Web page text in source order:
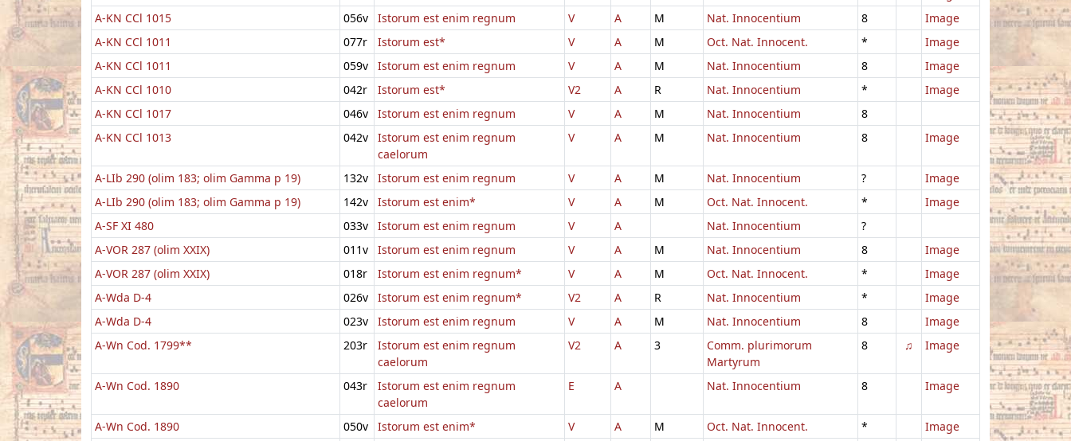
A-KN CCl 1015
056v Istorum est enim regnum V A M Nat. Innocentium 8
Image
A-KN CCl 1011
077r Istorum est* V A M Oct. Nat. Innocent. *
Image
A-KN CCl 1011
059v Istorum est enim regnum V A M Nat. Innocentium 8
Image
A-KN CCl 1010
042r Istorum est* V2 A R Nat. Innocentium *
Image
A-KN CCl 1017
046v Istorum est enim regnum V A M Nat. Innocentium
8
A-KN CCl 1013
042v
Istorum est enim regnum
caelorum
V A M Nat. Innocentium 8 Image
A-LIb 290 (olim 183; olim Gamma p 19) 132v Istorum est enim regnum V A M Nat. Innocentium ?
Image
A-LIb 290 (olim 183; olim Gamma p 19)
142v Istorum est enim* V A M Oct. Nat. Innocent. *
Image
A-SF XI 480
033v Istorum est enim regnum V A Nat. Innocentium
?
A-VOR 287 (olim XXIX)
011v Istorum est enim regnum V A M Nat. Innocentium 8
Image
A-VOR 287 (olim XXIX)
018r Istorum est enim regnum* V A M Oct. Nat. Innocent. *
Image
A-Wda D-4
026v Istorum est enim regnum* V2 A R Nat. Innocentium *
Image
A-Wda D-4
023v Istorum est enim regnum V A M Nat. Innocentium 8
Image
A-Wn Cod. 1799**
203r
Istorum est enim regnum
caelorum
V2 A 3
Comm. plurimorum
Martyrum
8 ♫ Image
A-Wn Cod. 1890 043r
Istorum est enim regnum
caelorum
E A Nat. Innocentium 8 Image
A-Wn Cod. 1890 050v Istorum est enim* V A M Oct. Nat. Innocent. *
Image